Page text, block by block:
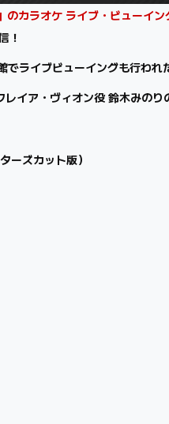
カラオケ ライブ・ビューイン
！
ライブビューイングも行わ
イア・ヴィオン役 鈴木みのり
ーズカット版）